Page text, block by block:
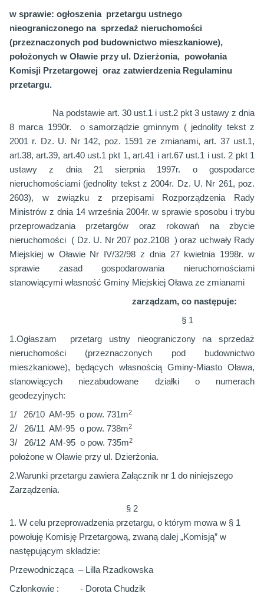
w sprawie: ogłoszenia przetargu ustnego
nieograniczonego na sprzedaż nieruchomości
(przeznaczonych pod budownictwo mieszkaniowe),
położonych w Oławie przy ul. Dzierżonia, powołania
Komisji Przetargowej oraz zatwierdzenia Regulaminu
przetargu.
Na podstawie art. 30 ust.1 i ust.2 pkt 3 ustawy z dnia
8 marca 1990r.
o samorządzie gminnym ( jednolity tekst z
2001 r. Dz. U. Nr 142, poz. 1591 ze zmianami, art. 37 ust.1,
art.38, art.39, art.40 ust.1 pkt 1, art.41 i art.67 ust.1 i ust. 2 pkt 1
ustawy z dnia 21 sierpnia 1997r. o gospodarce
nieruchomościami (jednolity tekst z 2004r. Dz. U. Nr 261, poz.
2603), w związku z przepisami Rozporządzenia Rady
Ministrów z dnia 14 września 2004r. w sprawie sposobu i trybu
przeprowadzania przetargów oraz rokowań na zbycie
nieruchomości
( Dz. U. Nr 207 poz.2108 ) oraz uchwały Rady
Miejskiej w Oławie Nr IV/32/98 z dnia 27 kwietnia 1998r. w
sprawie zasad gospodarowania nieruchomościami
stanowiącymi własność Gminy Miejskiej Oława ze zmianami
zarządzam, co następuje:
§ 1
1.Ogłaszam
przetarg ustny nieograniczony na sprzedaż
nieruchomości (przeznaczonych pod budownictwo
mieszkaniowe), będących własnością Gminy-Miasto Oława,
stanowiących niezabudowane działki o numerach
geodezyjnych:
1/
26/10 AM-95 o pow. 731m2
2/ 26/11 AM-95 o pow. 738m2
3/ 26/12 AM-95 o pow. 735m2
położone w Oławie przy ul. Dzierżonia.
2.Warunki przetargu zawiera Załącznik nr 1 do niniejszego
Zarządzenia.
§ 2
1. W celu przeprowadzenia przetargu, o którym mowa w § 1
powołuję Komisję Przetargową, zwaną dalej „Komisją” w
następującym składzie:
Przewodnicząca – Lilla Rzadkowska
Członkowie :
- Dorota Chudzik